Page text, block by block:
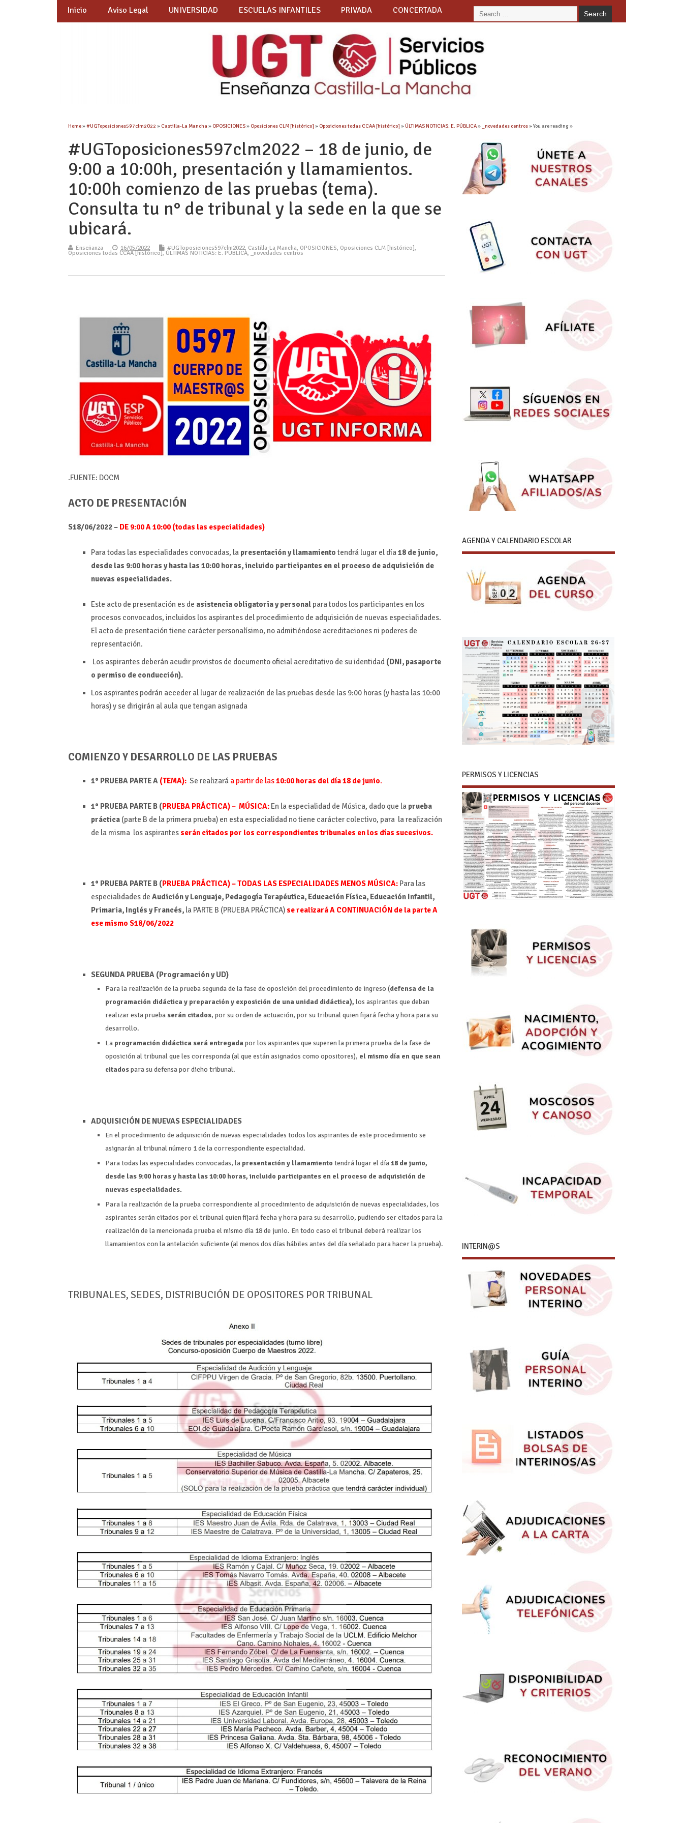
Inicio Aviso Legal UNIVERSIDAD ESCUELAS INFANTILES PRIVADA CONCERTADA
Home»#UGToposiciones597clm2022 » Castilla-La Mancha » OPOSICIONES» Oposiciones CLM [histórico] » Oposiciones todas CCAA [histórico] »ÚLTIMAS NOTICIAS: E. PÚBLICA» _novedades centros» You are reading »
#UGToposiciones597clm2022 – 18 de junio, de
9:00 a 10:00h, presentación y llamamientos.
10:00h comienzo de las pruebas (tema).
Consulta tu n° de tribunal y la sede en la que se
ubicará.
Enseñanza 16/05/2022 #UGToposiciones597clm2022, Castilla-La Mancha, OPOSICIONES, Oposiciones CLM [histórico],
Oposiciones todas CCAA [histórico], ÚLTIMAS NOTICIAS: E. PÚBLICA, _novedades centros
.FUENTE: DOCM
ACTO DE PRESENTACIÓN
S18/06/2022 – DE 9:00 A 10:00 (todas las especialidades)
Para todas las especialidades convocadas, la presentación y llamamientotendrá lugar el día18 de junio,
desde las 9:00 horas y hasta las 10:00 horas, incluido participantes en el proceso de adquisición de
nuevas especialidades.
Este acto de presentación es de asistencia obligatoria y personal para todos los participantes en los
procesos convocados, incluidos los aspirantes del procedimiento de adquisición de nuevas especialidades.
El acto de presentación tiene carácter personalísimo, no admitiéndose acreditaciones ni poderes de
representación.
Los aspirantes deberán acudir provistos de documento oficial acreditativo de su identidad (DNI, pasaporte
o permiso de conducción).
Los aspirantes podrán acceder al lugar de realización de las pruebas desde las 9:00 horas (y hasta las 10:00
horas) y se dirigirán al aula que tengan asignada
COMIENZO Y DESARROLLO DE LAS PRUEBAS
1° PRUEBA PARTE A (TEMA): Se realizará a partir de las10:00 horas del día 18 de junio.
1° PRUEBA PARTE B (PRUEBA PRÁCTICA) – MÚSICA: En la especialidad de Música, dado que la prueba
práctica (parte B de la primera prueba) en esta especialidad no tiene carácter colectivo, para la realización
de la misma los aspirantes serán citados por los correspondientes tribunales en los días sucesivos.
1° PRUEBA PARTE B (PRUEBA PRÁCTICA) – TODAS LAS ESPECIALIDADES MENOS MÚSICA: Para las
especialidades deAudición y Lenguaje, Pedagogía Terapéutica, Educación Física, Educación Infantil,
Primaria, Inglés y Francés, la PARTE B (PRUEBA PRÁCTICA) se realizaráA CONTINUACIÓN de la parte A
ese mismo S18/06/2022
SEGUNDA PRUEBA (Programación y UD)
Para la realización de la prueba segunda de la fase de oposición del procedimiento de ingreso (defensa de la
programación didáctica y preparación y exposición de una unidad didáctica), los aspirantes que deban
realizar esta prueba serán citados, por su orden de actuación, por su tribunal quien fijará fecha y hora para su
desarrollo.
La programación didáctica será entregadapor los aspirantes que superen la primera prueba de la fase de
oposición al tribunal que les corresponda (al que están asignados como opositores), el mismo día en que sean
citadospara su defensa por dicho tribunal.
ADQUISICIÓN DE NUEVAS ESPECIALIDADES
En el procedimiento de adquisición de nuevas especialidades todos los aspirantes de este procedimiento se
asignarán al tribunal número 1 de la correspondiente especialidad.
Para todas las especialidades convocadas, la presentación y llamamiento tendrá lugar el día18 de junio,
desde las 9:00 horas y hasta las 10:00 horas, incluido participantes en el proceso de adquisición de
nuevas especialidades.
Para la realización de la prueba correspondiente al procedimiento de adquisición de nuevas especialidades, los
aspirantes serán citados por el tribunal quien fijaráfecha y hora para su desarrollo, pudiendo ser citados para la
realización de la mencionada prueba el mismo día 18de junio. En todo caso el tribunal deberá realizar los
llamamientos con la antelación suficiente (al menos dos días hábiles antes del día señalado para hacer la prueba).
TRIBUNALES, SEDES, DISTRIBUCIÓN DE OPOSITORES POR TRIBUNAL
AGENDA Y CALENDARIO ESCOLAR
PERMISOS Y LICENCIAS
INTERIN@S